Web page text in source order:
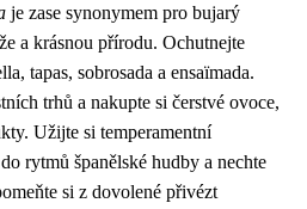
je zase synonymem pro bujarý
a krásnou přírodu. Ochutnejte
tapas, sobrosada a ensaïmada.
trhů a nakupte si čerstvé ovoce,
Užijte si temperamentní
rytmů španělské hudby a nechte
si z dovolené přivézt